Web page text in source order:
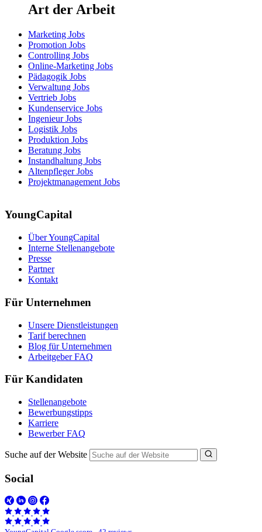
Art der Arbeit
Marketing Jobs
Promotion Jobs
Controlling Jobs
Online-Marketing Jobs
Pädagogik Jobs
Verwaltung Jobs
Vertrieb Jobs
Kundenservice Jobs
Ingenieur Jobs
Logistik Jobs
Produktion Jobs
Beratung Jobs
Instandhaltung Jobs
Altenpfleger Jobs
Projektmanagement Jobs
YoungCapital
Über YoungCapital
Interne Stellenangebote
Presse
Partner
Kontakt
Für Unternehmen
Unsere Dienstleistungen
Tarif berechnen
Blog für Unternehmen
Arbeitgeber FAQ
Für Kandidaten
Stellenangebote
Bewerbungstipps
Karriere
Bewerber FAQ
Suche auf der Website
Social